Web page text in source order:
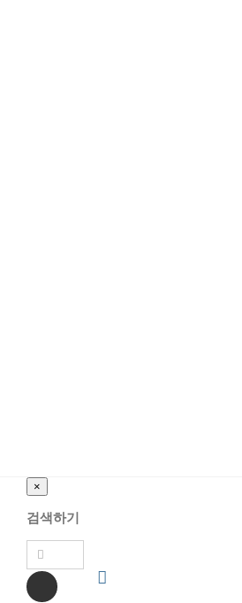
×
검색하기